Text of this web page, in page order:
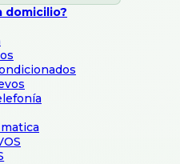
domicilio?